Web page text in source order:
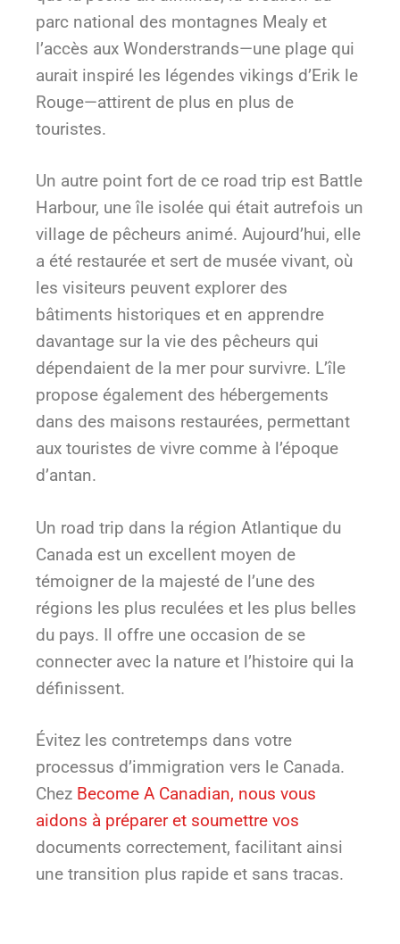
parc national des montagnes Mealy et
l’accès aux Wonderstrands—une plage qui
aurait inspiré les légendes vikings d’Erik le
Rouge—attirent de plus en plus de
touristes.
Un autre point fort de ce road trip est Battle
Harbour, une île isolée qui était autrefois un
village de pêcheurs animé. Aujourd’hui, elle
a été restaurée et sert de musée vivant, où
les visiteurs peuvent explorer des
bâtiments historiques et en apprendre
davantage sur la vie des pêcheurs qui
dépendaient de la mer pour survivre. L’île
propose également des hébergements
dans des maisons restaurées, permettant
aux touristes de vivre comme à l’époque
d’antan.
Un road trip dans la région Atlantique du
Canada est un excellent moyen de
témoigner de la majesté de l’une des
régions les plus reculées et les plus belles
du pays. Il offre une occasion de se
connecter avec la nature et l’histoire qui la
définissent.
Évitez les contretemps dans votre
processus d’immigration vers le Canada.
Chez Become A Canadian, nous vous
aidons à préparer et soumettre vos
documents correctement, facilitant ainsi
une transition plus rapide et sans tracas.